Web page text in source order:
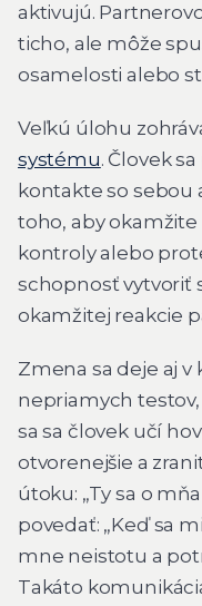
aktivujú.
ticho, ale môže
osamelosti alebo
Veľkú úlohu
systému. Človek
kontakte so sebou
toho, aby
kontroly alebo
schopnosť vytvoriť
okamžitej reakcie
Zmena sa deje aj
nepriamych
sa sa človek učí
otvorenejšie a
útoku: „Ty sa o
povedať: „Keď sa
mne neistotu a
Takáto